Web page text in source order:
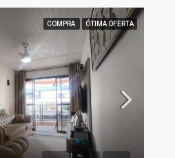
COMPRA ÓTIMA OFERTA